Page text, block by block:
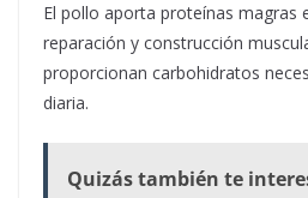
El pollo aporta proteínas magras
reparación y construcción
proporcionan carbohidratos
diaria.
Quizás también te